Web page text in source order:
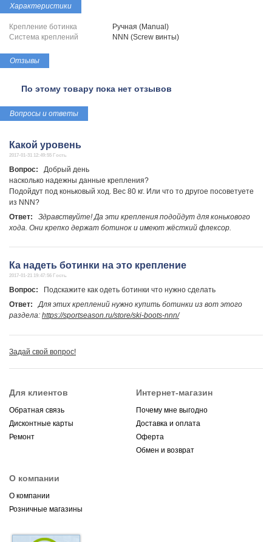
Характеристики
Крепление ботинка
Ручная (Manual)
Система креплений
NNN (Screw винты)
Отзывы
По этому товару пока нет отзывов
Вопросы и ответы
Какой уровень
2017-01-31 12:49:55 Гость
Вопрос: Добрый день
насколько надежны данные крепления?
Подойдут под коньковый ход. Вес 80 кг. Или что то другое посоветуете
из NNN?
Ответ: Здравствуйте! Да эти крепления подойдут для конькового
хода. Они крепко держат ботинок и имеют жёсткий флексор.
Ка надеть ботинки на это крепление
2017-01-21 19:47:56 Гость
Вопрос:
Подскажите как одеть ботинки что нужно сделать
Ответ:Для этих креплений нужно купить ботинки из вот этого
раздела: https://sportseason.ru/store/ski-boots-nnn/
Задай свой вопрос!
Для клиентов
Обратная связь
Дисконтные карты
Ремонт
Интернет-магазин
Почему мне выгодно
Доставка и оплата
Оферта
Обмен и возврат
О компании
О компании
Розничные магазины